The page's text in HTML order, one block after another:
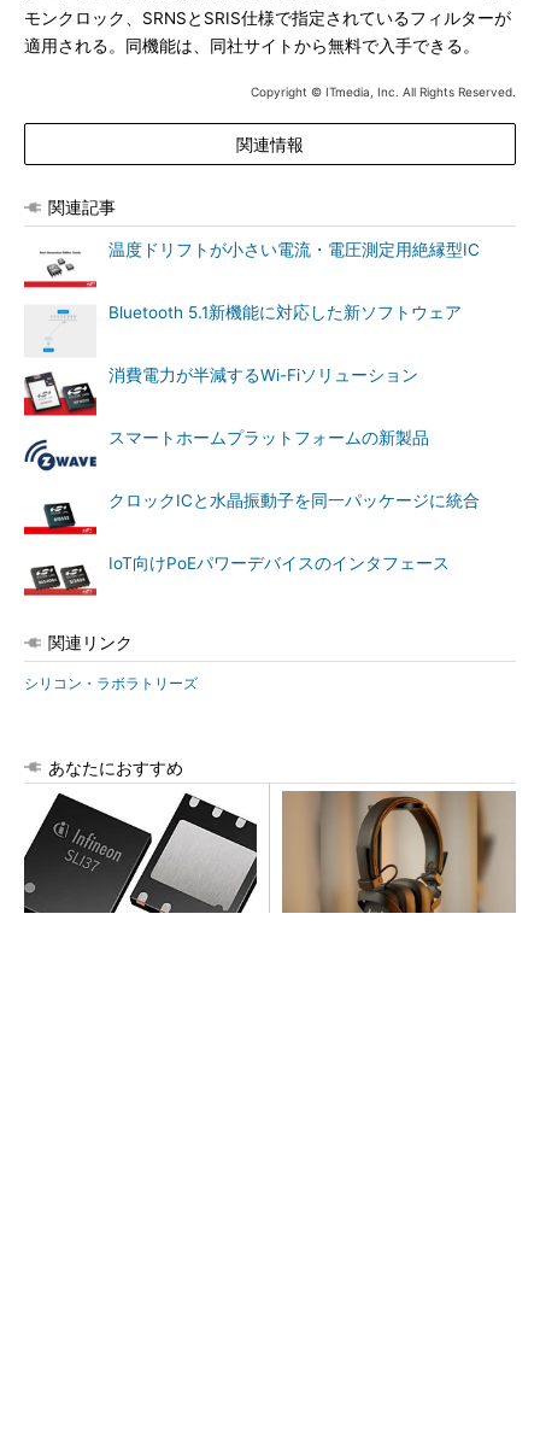
モンクロック、SRNSとSRIS仕様で指定されているフィルターが
適用される。同機能は、同社サイトから無料で入手できる。
Copyright © ITmedia, Inc. All Rights Reserved.
関連情報
関連記事
温度ドリフトが小さい電流・電圧測定用絶縁型IC
Bluetooth 5.1新機能に対応した新ソフトウェア
消費電力が半減するWi-Fiソリューション
スマートホームプラットフォームの新製品
クロックICと水晶振動子を同一パッケージに統合
IoT向けPoEパワーデバイスのインタフェース
関連リンク
シリコン・ラボラトリーズ
あなたにおすすめ